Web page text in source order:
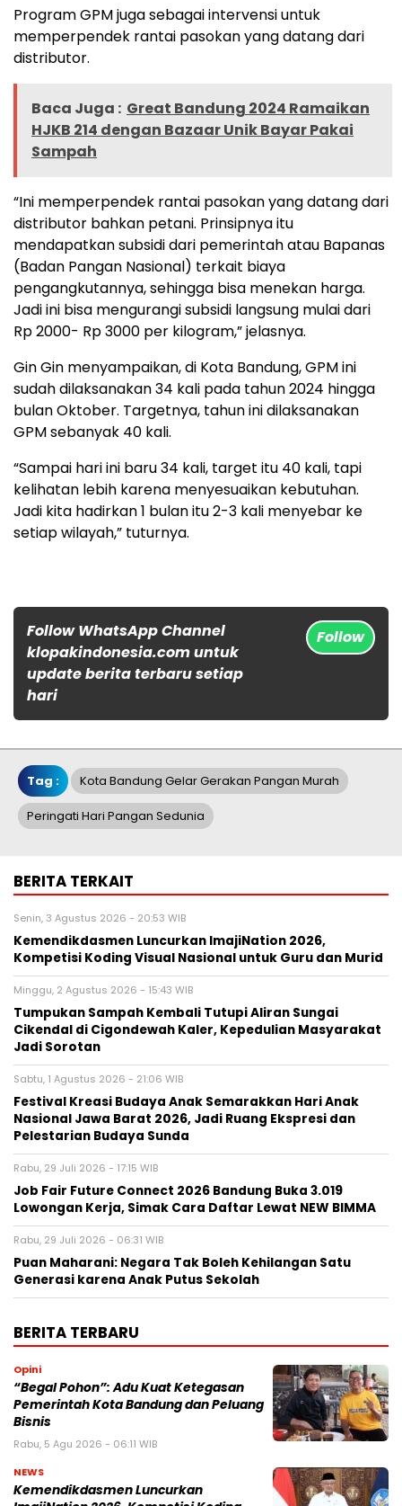
Program GPM juga sebagai intervensi untuk
memperpendek rantai pasokan yang datang dari
distributor.
Baca Juga : Great Bandung 2024 Ramaikan
HJKB 214 dengan Bazaar Unik Bayar Pakai
Sampah
“Ini memperpendek rantai pasokan yang datang dari
distributor bahkan petani. Prinsipnya itu
mendapatkan subsidi dari pemerintah atau Bapanas
(Badan Pangan Nasional) terkait biaya
pengangkutannya, sehingga bisa menekan harga.
Jadi ini bisa mengurangi subsidi langsung mulai dari
Rp 2000- Rp 3000 per kilogram,” jelasnya.
Gin Gin menyampaikan, di Kota Bandung, GPM ini
sudah dilaksanakan 34 kali pada tahun 2024 hingga
bulan Oktober. Targetnya, tahun ini dilaksanakan
GPM sebanyak 40 kali.
“Sampai hari ini baru 34 kali, target itu 40 kali, tapi
kelihatan lebih karena menyesuaikan kebutuhan.
Jadi kita hadirkan 1 bulan itu 2-3 kali menyebar ke
setiap wilayah,” tuturnya.
Follow WhatsApp Channel
klopakindonesia.com untuk
update berita terbaru setiap
hari
Follow
Tag : Kota Bandung Gelar Gerakan Pangan Murah
Peringati Hari Pangan Sedunia
BERITA TERKAIT
Senin, 3 Agustus 2026 - 20:53 WIB
Kemendikdasmen Luncurkan ImajiNation 2026,
Kompetisi Koding Visual Nasional untuk Guru dan Murid
Minggu, 2 Agustus 2026 - 15:43 WIB
Tumpukan Sampah Kembali Tutupi Aliran Sungai
Cikendal di Cigondewah Kaler, Kepedulian Masyarakat
Jadi Sorotan
Sabtu, 1 Agustus 2026 - 21:06 WIB
Festival Kreasi Budaya Anak Semarakkan Hari Anak
Nasional Jawa Barat 2026, Jadi Ruang Ekspresi dan
Pelestarian Budaya Sunda
Rabu, 29 Juli 2026 - 17:15 WIB
Job Fair Future Connect 2026 Bandung Buka 3.019
Lowongan Kerja, Simak Cara Daftar Lewat NEW BIMMA
Rabu, 29 Juli 2026 - 06:31 WIB
Puan Maharani: Negara Tak Boleh Kehilangan Satu
Generasi karena Anak Putus Sekolah
BERITA TERBARU
Opini
“Begal Pohon”: Adu Kuat Ketegasan
Pemerintah Kota Bandung dan Peluang
Bisnis
Rabu, 5 Agu 2026 - 06:11 WIB
NEWS
Kemendikdasmen Luncurkan